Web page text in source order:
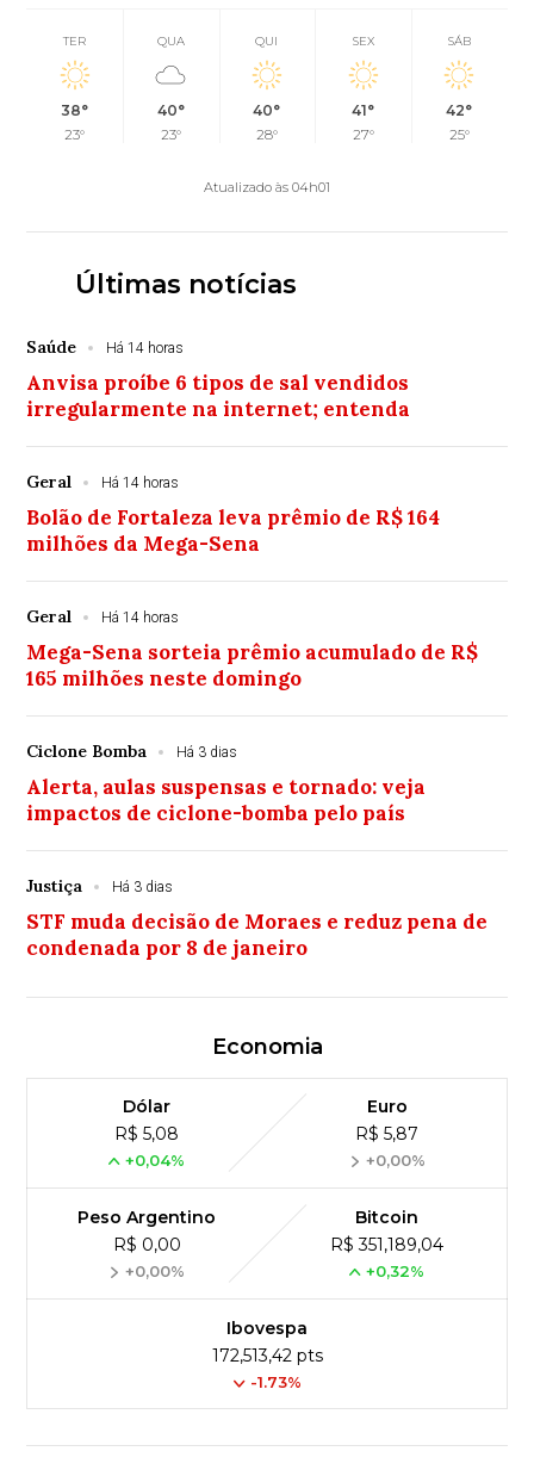
TER
38°
23°
QUA
40°
23°
QUI
40°
28°
SEX
41°
27°
SÁB
42°
25°
Atualizado às 04h01
Últimas notícias
Saúde Há 14 horas
Anvisa proíbe 6 tipos de sal vendidos
irregularmente na internet; entenda
Geral Há 14 horas
Bolão de Fortaleza leva prêmio de R$ 164
milhões da Mega-Sena
Geral Há 14 horas
Mega-Sena sorteia prêmio acumulado de R$
165 milhões neste domingo
Ciclone Bomba Há 3 dias
Alerta, aulas suspensas e tornado: veja
impactos de ciclone-bomba pelo país
Justiça Há 3 dias
STF muda decisão de Moraes e reduz pena de
condenada por 8 de janeiro
Economia
Dólar
R$ 5,08
+0,04%
Euro
R$ 5,87
+0,00%
Peso Argentino
R$ 0,00
+0,00%
Bitcoin
R$ 351,189,04
+0,32%
Ibovespa
172,513,42 pts
-1.73%